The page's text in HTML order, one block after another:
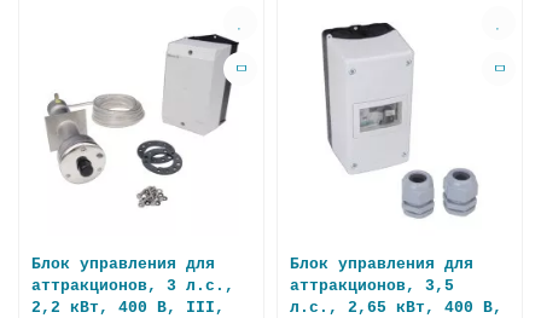
Блок управления для
аттракционов, 3 л.с.,
2,2 кВт, 400 В, III,
Блок управления для
аттракционов, 3,5
л.с., 2,65 кВт, 400 В,